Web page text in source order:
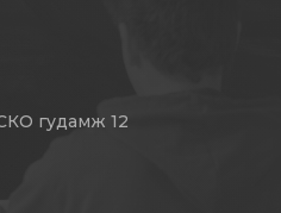
гудамж 12